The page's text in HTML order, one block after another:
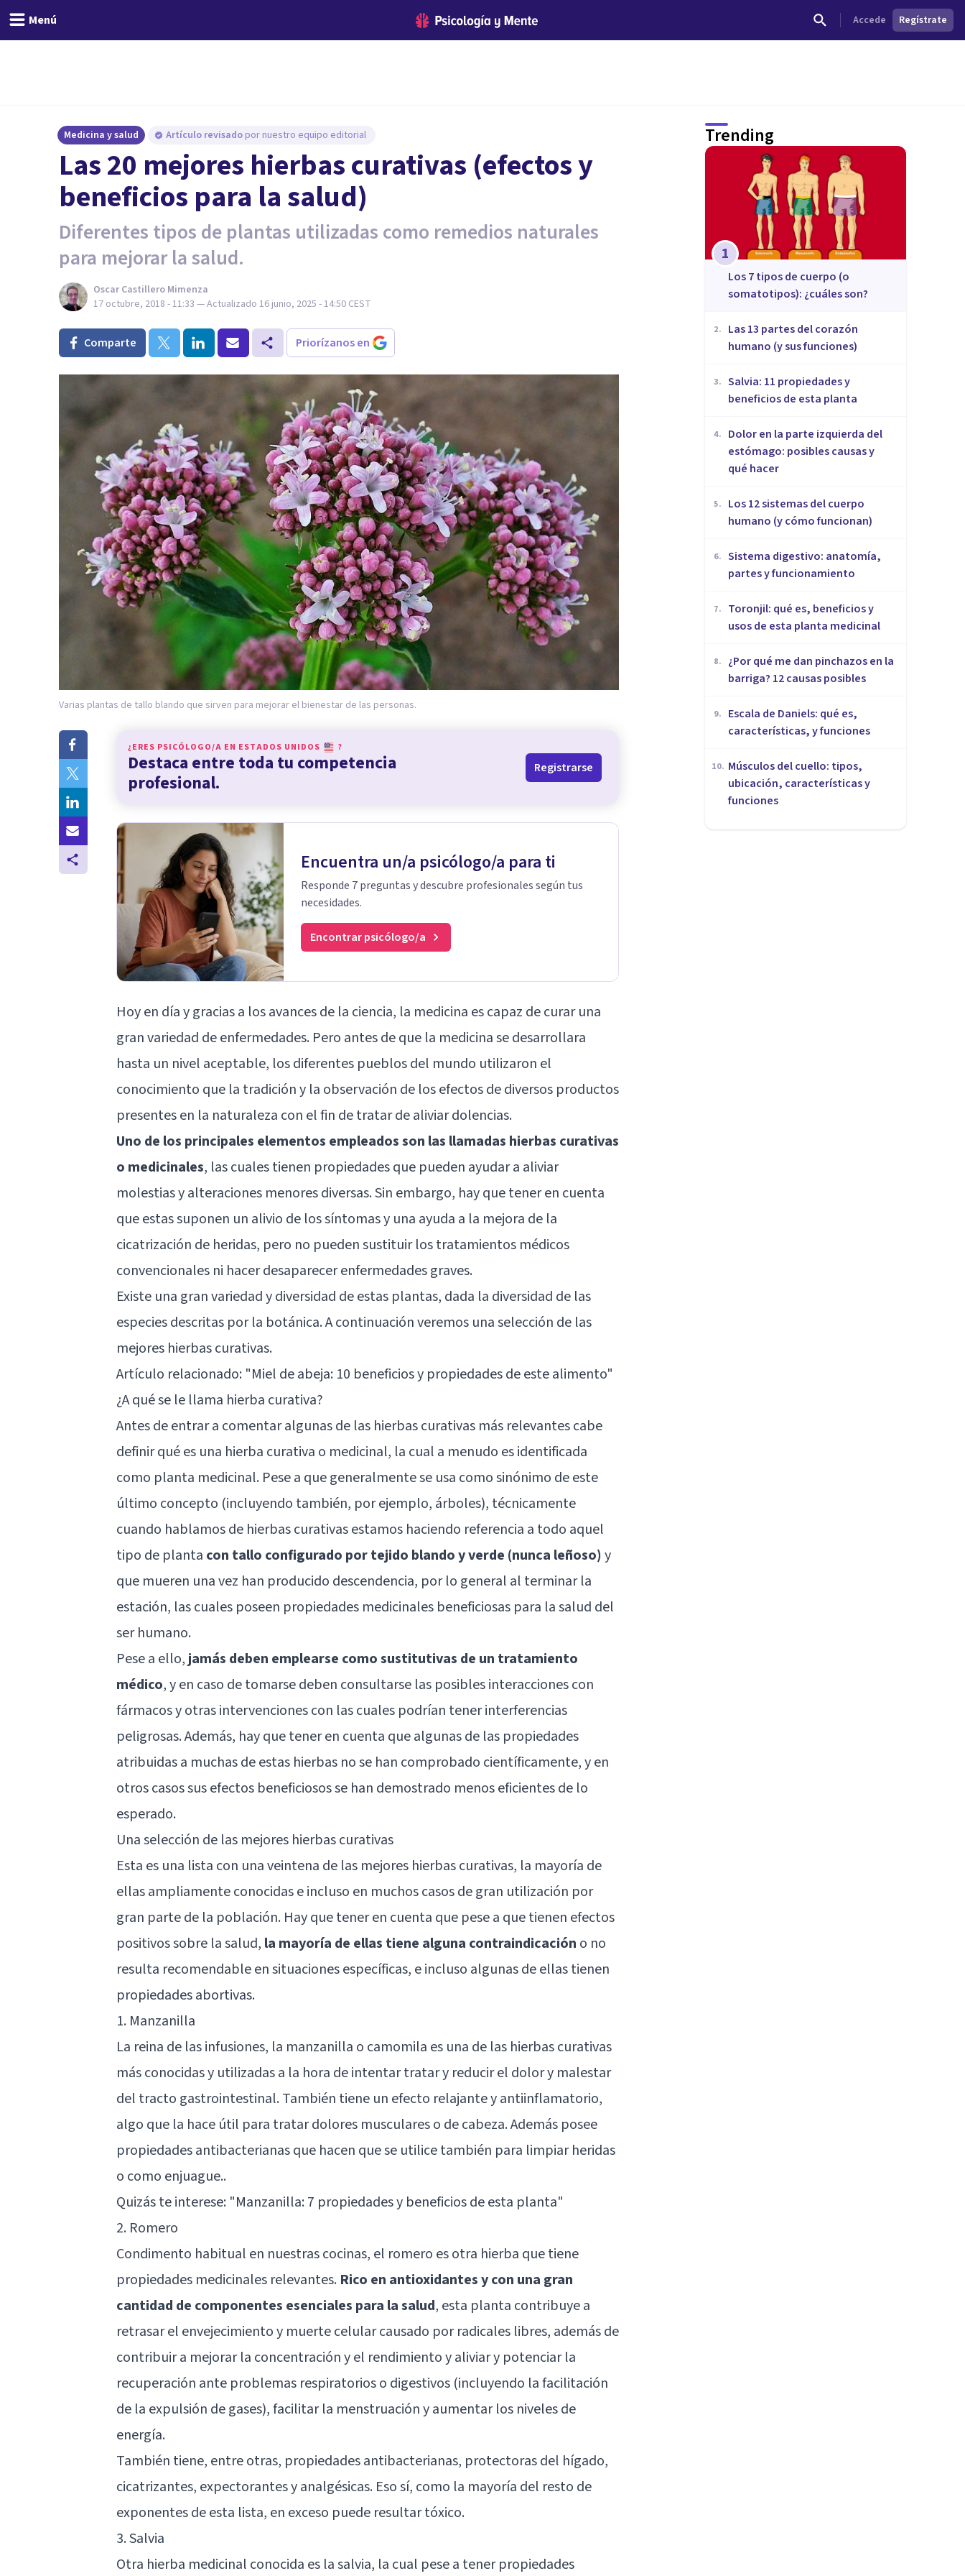
Menú Accede Regístrate
Medicina y salud Artículo revisado por nuestro equipo editorial
Las 20 mejores hierbas curativas (efectos y
beneficios para la salud)
Diferentes tipos de plantas utilizadas como remedios naturales
para mejorar la salud.
Oscar Castillero Mimenza
17 octubre, 2018 - 11:33 — Actualizado 16 junio, 2025 - 14:50 CEST
Comparte Priorízanos en
Varias plantas de tallo blando que sirven para mejorar el bienestar de las personas.
¿ERES PSICÓLOGO/A EN ESTADOS UNIDOS ?
Destaca entre toda tu competencia
profesional.
Registrarse
Encuentra un/a psicólogo/a para ti
Responde 7 preguntas y descubre profesionales según tus
necesidades.
Encontrar psicólogo/a
Hoy en día y gracias a los avances de la ciencia, la medicina es capaz de curar una
gran variedad de enfermedades. Pero antes de que la medicina se desarrollara
hasta un nivel aceptable, los diferentes pueblos del mundo utilizaron el
conocimiento que la tradición y la observación de los efectos de diversos productos
presentes en la naturaleza con el fin de tratar de aliviar dolencias.
Uno de los principales elementos empleados son las llamadas hierbas curativas
o medicinales, las cuales tienen propiedades que pueden ayudar a aliviar
molestias y alteraciones menores diversas. Sin embargo, hay que tener en cuenta
que estas suponen un alivio de los síntomas y una ayuda a la mejora de la
cicatrización de heridas, pero no pueden sustituir los tratamientos médicos
convencionales ni hacer desaparecer enfermedades graves.
Existe una gran variedad y diversidad de estas plantas, dada la diversidad de las
especies descritas por la botánica. A continuación veremos una selección de las
mejores hierbas curativas.
Artículo relacionado: "Miel de abeja: 10 beneficios y propiedades de este alimento"
¿A qué se le llama hierba curativa?
Antes de entrar a comentar algunas de las hierbas curativas más relevantes cabe
definir qué es una hierba curativa o medicinal, la cual a menudo es identificada
como planta medicinal. Pese a que generalmente se usa como sinónimo de este
último concepto (incluyendo también, por ejemplo, árboles), técnicamente
cuando hablamos de hierbas curativas estamos haciendo referencia a todo aquel
tipo de planta con tallo configurado por tejido blando y verde (nunca leñoso)y
que mueren una vez han producido descendencia, por lo general al terminar la
estación, las cuales poseen propiedades medicinales beneficiosas para la salud del
ser humano.
Pese a ello,jamás deben emplearse como sustitutivas de un tratamiento
médico, y en caso de tomarse deben consultarse las posibles interacciones con
fármacos y otras intervenciones con las cuales podrían tener interferencias
peligrosas. Además, hay que tener en cuenta que algunas de las propiedades
atribuidas a muchas de estas hierbas no se han comprobado científicamente, y en
otros casos sus efectos beneficiosos se han demostrado menos eficientes de lo
esperado.
Una selección de las mejores hierbas curativas
Esta es una lista con una veintena de las mejores hierbas curativas, la mayoría de
ellas ampliamente conocidas e incluso en muchos casos de gran utilización por
gran parte de la población. Hay que tener en cuenta que pese a que tienen efectos
positivos sobre la salud, la mayoría de ellas tiene alguna contraindicación o no
resulta recomendable en situaciones específicas, e incluso algunas de ellas tienen
propiedades abortivas.
1. Manzanilla
La reina de las infusiones, la manzanilla o camomila es una de las hierbas curativas
más conocidas y utilizadas a la hora de intentar tratar y reducir el dolor y malestar
del tracto gastrointestinal. También tiene un efecto relajante y antiinflamatorio,
algo que la hace útil para tratar dolores musculares o de cabeza. Además posee
propiedades antibacterianas que hacen que se utilice también para limpiar heridas
o como enjuague..
Quizás te interese: "Manzanilla: 7 propiedades y beneficios de esta planta"
2. Romero
Condimento habitual en nuestras cocinas, el romero es otra hierba que tiene
propiedades medicinales relevantes. Rico en antioxidantes y con una gran
cantidad de componentes esenciales para la salud, esta planta contribuye a
retrasar el envejecimiento y muerte celular causado por radicales libres, además de
contribuir a mejorar la concentración y el rendimiento y aliviar y potenciar la
recuperación ante problemas respiratorios o digestivos (incluyendo la facilitación
de la expulsión de gases), facilitar la menstruación y aumentar los niveles de
energía.
También tiene, entre otras, propiedades antibacterianas, protectoras del hígado,
cicatrizantes, expectorantes y analgésicas. Eso sí, como la mayoría del resto de
exponentes de esta lista, en exceso puede resultar tóxico.
3. Salvia
Otra hierba medicinal conocida es la salvia, la cual pese a tener propiedades
Trending
1
​Los 7 tipos de cuerpo (o
somatotipos): ¿cuáles son?
2.
Las 13 partes del corazón
humano (y sus funciones)
3. Salvia: 11 propiedades y
beneficios de esta planta
4.
Dolor en la parte izquierda del
estómago: posibles causas y
qué hacer
5.
Los 12 sistemas del cuerpo
humano (y cómo funcionan)
6. Sistema digestivo: anatomía,
partes y funcionamiento
7.
Toronjil: qué es, beneficios y
usos de esta planta medicinal
8.
¿Por qué me dan pinchazos en la
barriga? 12 causas posibles
9.
Escala de Daniels: qué es,
características, y funciones
10. Músculos del cuello: tipos,
ubicación, características y
funciones